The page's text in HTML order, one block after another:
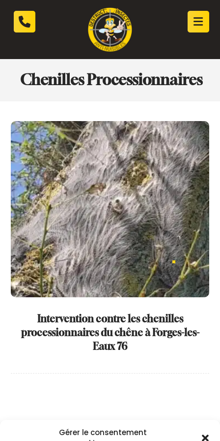
Gérer le consentement
Chenilles Processionnaires
Intervention contre les chenilles
processionnaires du chêne à Forges-les-
Eaux 76
Désinsectisation